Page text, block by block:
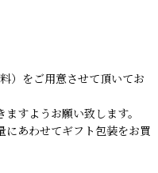
）をご用意させて頂いてお
すようお願い致します。
にあわせてギフト包装をお買